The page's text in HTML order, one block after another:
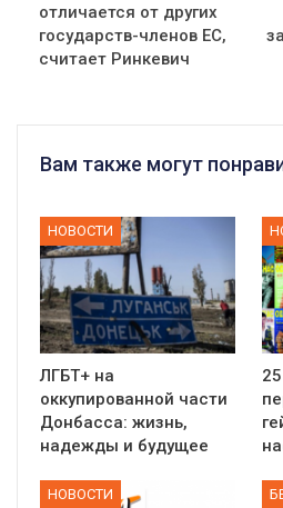
отличается от других
государств-членов ЕС,
считает Ринкевич
Вам также могут
НОВОСТИ
ЛГБТ+ на
оккупированной части
Донбасса: жизнь,
надежды и будущее
НОВОСТИ